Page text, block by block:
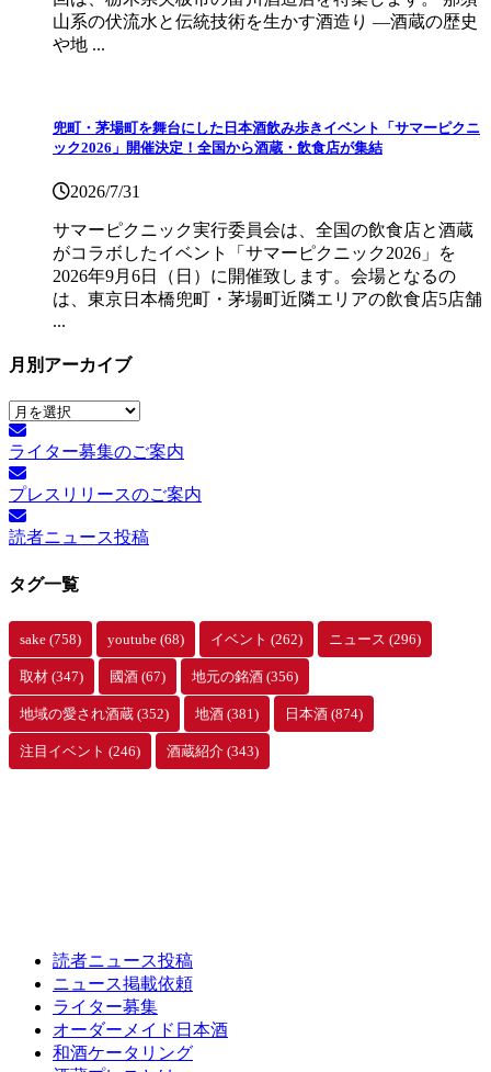
山系の伏流水と伝統技術を生かす酒造り ―酒蔵の歴史
や地 ...
兜町・茅場町を舞台にした日本酒飲み歩きイベント「サマーピクニ
ック2026」開催決定！全国から酒蔵・飲食店が集結
2026/7/31
サマーピクニック実⾏委員会は、全国の飲⾷店と酒蔵
がコラボしたイベント「サマーピクニック2026」を
2026年9月6日（日）に開催致します。会場となるの
は、東京日本橋兜町・茅場町近隣エリアの飲食店5店舗
...
月別アーカイブ
月
別
ア
ー
カ
イ
ブ
ライター募集のご案内
プレスリリースのご案内
読者ニュース投稿
タグ一覧
sake (758) youtube (68) イベント (262) ニュース (296)
取材 (347) 國酒 (67) 地元の銘酒 (356)
地域の愛され酒蔵 (352) 地酒 (381) 日本酒 (874)
注目イベント (246) 酒蔵紹介 (343)
読者ニュース投稿
ニュース掲載依頼
ライター募集
オーダーメイド日本酒
和酒ケータリング